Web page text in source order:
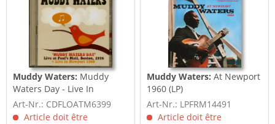
Muddy Waters: Muddy
Waters Day - Live In
Newport (2-CD)
Art-Nr.: CDFLOATM6399
Article doit être
Muddy Waters:At Newport
1960 (LP)
Art-Nr.: LPFRM14491
Article doit être